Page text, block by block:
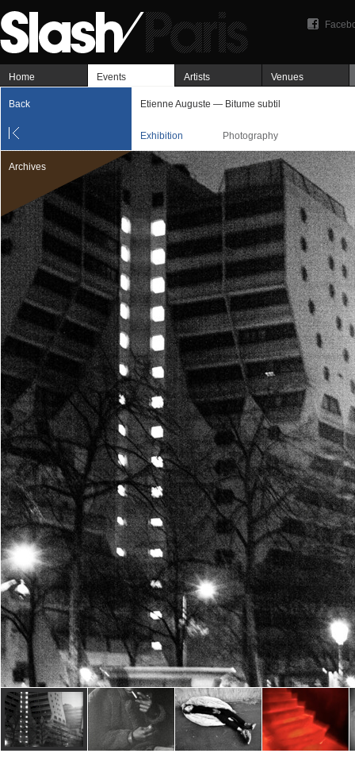
Home Events Artists Venues
Back Etienne Auguste — Bitume subtil
Exhibition Photography
Archives